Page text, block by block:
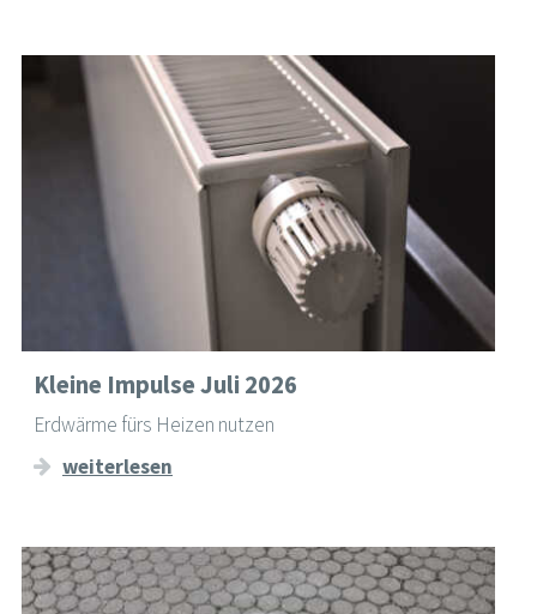
Kleine Impulse Juli 2026
Erdwärme fürs Heizen nutzen
weiterlesen